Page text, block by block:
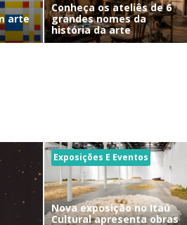
arte
Conheça os ateliês de 6
grandes nomes da
história da arte
Exposições E Eventos
Nova exposição no Itaú
Cultural apresenta obras